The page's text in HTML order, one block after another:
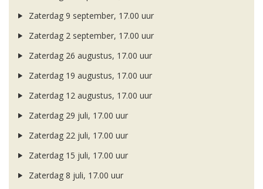
Zaterdag 9 september, 17.00 uur
Zaterdag 2 september, 17.00 uur
Zaterdag 26 augustus, 17.00 uur
Zaterdag 19 augustus, 17.00 uur
Zaterdag 12 augustus, 17.00 uur
Zaterdag 29 juli, 17.00 uur
Zaterdag 22 juli, 17.00 uur
Zaterdag 15 juli, 17.00 uur
Zaterdag 8 juli, 17.00 uur